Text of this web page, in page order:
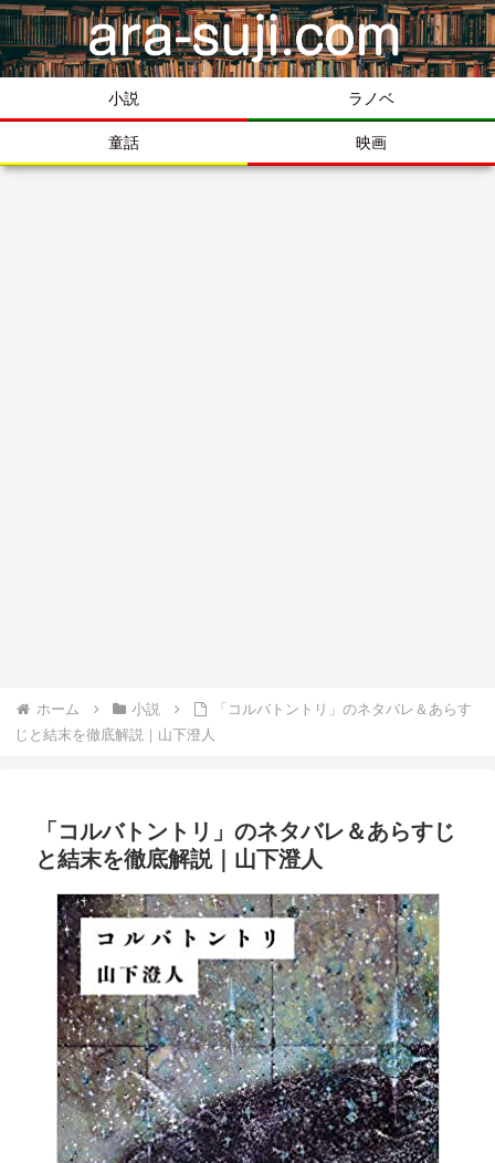
小説 ラノベ
童話 映画
ホーム 小説
「コルバトントリ」のネタバレ＆あらす
じと結末を徹底解説｜山下澄人
「コルバトントリ」のネタバレ＆あらすじ
と結末を徹底解説｜山下澄人